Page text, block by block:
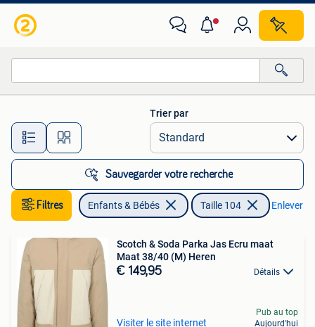
Toutes les distances…
Trier par
Sauvegarder votre recherche
Filtres Enfants & Bébés Taille 104 Enlever
Scotch & Soda Parka Jas Ecru maat
Maat 38/40 (M) Heren
€ 149,95 Détails
Visiter le site internet
Pub au top
Aujourd'hui